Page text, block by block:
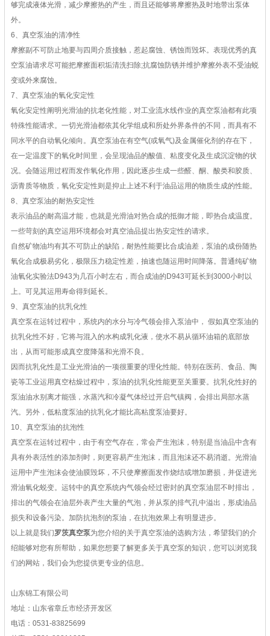
够完成液体光滑，减少摩擦热的产生，而且还能够将摩擦热及时地带出泵体
外。
6、真空泵油的清净性
摩擦副不可防止地要与四周介质接触，惹起腐蚀、锈蚀而毁坏。表现优秀的真
空泵油请求尽可能把摩擦面积垢清洗扫除;抗腐蚀防锈并维护摩擦外表不受油蜕
变或外来腐蚀。
7、真空泵油的氧化安定性
氧化安定性阐明光滑油的抗老化性能，对工业流水线作业的真空泵油都有此项
特殊性能请求。一切光滑油都依其化学组成和所处外界条件的不同，而具有不
同水平的自动氧化倾向。真空泵油在有空气(或氧气)及金属催化剂的存在下，
在一定温度下的氧化时间里，会呈现油品的酸值、粘度变化及生成沉淀物的状
况。会随运用过程而发作氧化作用，因此逐步生成一些醛、酮、酸类和胶质、
沥青质等物质，氧化安定性则是抑止上述不利于油品运用的物质生成的性能。
8、真空泵油的耐热安定性
表示油品的耐高温才能，也就是光滑油对热合成的抵御才能，即热合成温度。
一些苛刻的真空运用环境都会对真空油品提出热安定性的请求。
自然矿物油均有其不可防止的缺陷，耐热性能要比合成油差，泵油的成份随热
氧化合成极易劣化，极限压力稳定性差，抽速也随运用时间降落。普通纯矿物
油氧化实验法D943为几百小时左右，而合成油的D943可延长到3000小时以
上。可见其运用寿命得到延长。
9、真空泵油的抗乳化性
真空泵在运转过程中，系统内的水分与冷气领会排入泵油中， 假如真空泵油的
抗乳化性不好，它将与混入的水构成乳化液，使水不易从循环油箱的底部放
出，从而可能形成真空度降落和光滑不良。
因而抗乳化性是工业光滑油的一项很重要的理化性能。特别在医药、食品、陶
瓷等工业运用真空枯燥过程中，泵油的抗乳化性能更至关重要。抗乳化性好的
泵油油水别离才能强，水蒸汽和冷凝气体经过开启气镇阀，会排出局部水蒸
汽。另外，低粘度泵油的抗乳化才能比高粘度泵油要好。
10、真空泵油的抗泡性
真空泵在运转过程中，由于有空气存在，常会产生泡沫，特别是当油品中含有
具有外表活性的添加剂时，则更容易产生泡沫，而且泡沫还不易消逝。光滑油
运用中产生泡沫会使油膜毁坏，不只使摩擦面发作烧结或增加磨损，并促进光
滑油氧化蜕变。运转中的真空系统内气领会经过密封的真空泵油层不时排出，
排出的气领会在油层外表产生大量的气泡，并从泵的排气孔中溢出，形成油品
损失和设备污染。加防抗泡剂的泵油，在抗泡效果上有明显进步。
以上就是我们罗茨真空泵为您介绍的关于真空泵油的选购方法，希望我们的介
绍能够对您有所帮助，如果您想要了解更多关于真空泵的知识，您可以浏览我
们的网站，我们会为您提供更专业的信息。
山东锦工有限公司
地址：山东省章丘市经济开发区
电话：0531-83825699